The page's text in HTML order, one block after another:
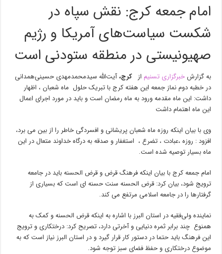
امام جمعه کرج: نقش سپاه در
شکست سیاست‌های آمریکا و رژیم
صهیونیستی در منطقه ستودنی است
به گزارشخبرگزاری تسنیم ازکرج،آیت‌الله سیدمحمدمهدی حسینی‌همدانی
در خطبه دوم نماز جمعه این هفته کرج با تبریک حلول ماه شعبان ، اظهار
داشت: این ماه مقدمه ورود به ماه رمضان است و باید در مورد اجرای اعمال
این ماه اهتمام داشت
وی با بیان اینکه روزه ماه شعبان پریشانی و افسردگی خاطر را از بین می برد،
افزود : روزه ،عبادت ، تضرع ، استغفار و صدقه به درگاه خداوند متعال در این
ماه بسیار توصیه شده است.
امام جمعه کرج با بیان اینکه فرهنگ قرض و قرض الحسنه باید در جامعه
ترویج شود، بیان کرد: قرض الحسنه سنت حسنه ای است که بسیاری از
گرفتارها را در جامعه اسلامی مرتفع می کند.
نماینده ولی‌فقیه در استان البرز با اشاره به اینکه قرض الحسنه و کمک به
همنوع چند برابر ثمره دنیایی و آخرتی دارد، تصریح کرد: درختکاری و ترویج
این فرهنگ باید حتما در دستور کار قرار گیرد و در استان البرز نیاز است که به
موضوع درختکاری و حفظ فضای سبز توجه شود.